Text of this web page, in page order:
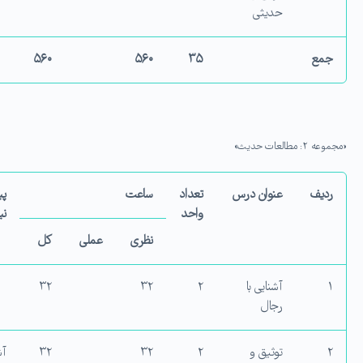
حدیثی
جمع ۳۵ ۵۶۰ ۵۶۰
«مجموعه ۲: مطالعات حدیث»
ردیف عنوان درس
تعداد
واحد
ساعت
نظری
عملی کل
۱
آشنایی با
رجال
۲ ۳۲ ۳۲
۲
توثیق و
۲ ۳۲ ۳۲